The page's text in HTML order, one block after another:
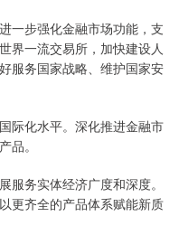
步强化金融市场功能，支
界一流交易所，加快建设人
服务国家战略、维护国家安
化水平。深化推进金融市
品。
务实体经济广度和深度。
更齐全的产品体系赋能新质